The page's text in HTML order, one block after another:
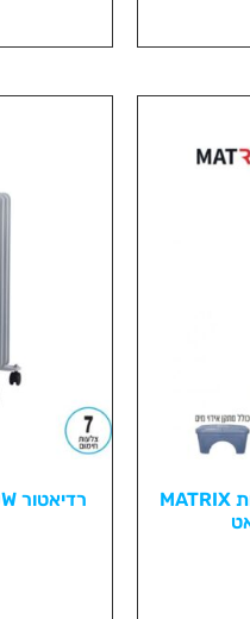
רדיאטור BABY 7 צלעות MATRIX